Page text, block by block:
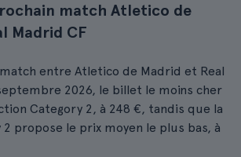
match Atletico de
Madrid CF
entre Atletico de Madrid et Real
2026, le billet le moins cher
Category 2, à 248 €, tandis que la
propose le prix moyen le plus bas, à